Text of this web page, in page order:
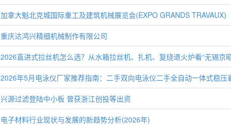
加拿大魁北克城国际重工及建筑机械展览会(EXPO GRANDS TRAVAUX)
重庆达鸿兴精细机械制作有限公司
2026直进式拉丝机怎么选？从水箱拉丝机、扎机、复绕退火炉看“无锡京
2026年5月电泳仪厂家推荐指南：二手双向电泳仪二手全自动一体式稳压
兴源过滤登陆中小板 曾获浙江创投等出资
电子材料行业现状与发展的新趋势分析(2026年)